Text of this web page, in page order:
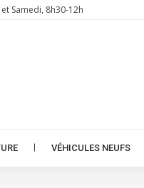
Samedi, 8h30-12h
VÉHICULES NEUFS